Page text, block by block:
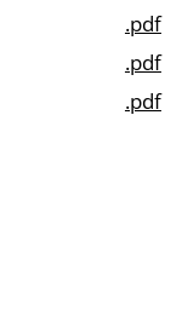
.pdf
.pdf
.pdf